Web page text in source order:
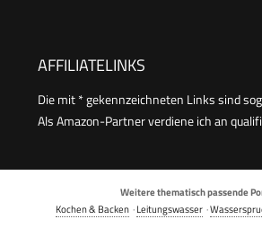
AFFILIATELINKS
Die mit * gekennzeichneten Links sind
Als Amazon-Partner verdiene ich an
Weitere thematisch passende
Kochen & Backen ·Leitungswasser ·